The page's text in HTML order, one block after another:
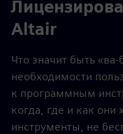
Altair
Что значит быть
необходимости
к программным
когда, где и как они
инструменты, не